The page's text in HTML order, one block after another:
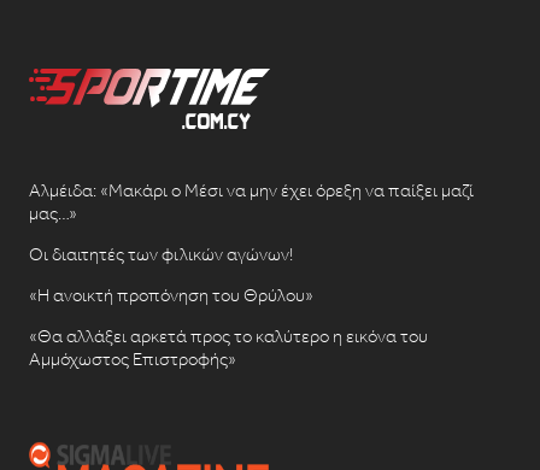
Αλμέιδα: «Μακάρι ο Μέσι να μην έχει όρεξη να παίξει μαζί
μας…»
Οι διαιτητές των φιλικών αγώνων!
«Η ανοικτή προπόνηση του Θρύλου»
«Θα αλλάξει αρκετά προς το καλύτερο η εικόνα του
Αμμόχωστος Επιστροφής»